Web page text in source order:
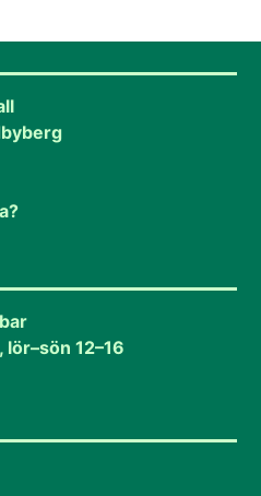
lör–sön 12–16